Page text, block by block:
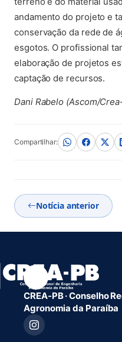
andamento do projeto e
conservação da rede de
esgotos. O profissional
elaboração de projetos
captação de recursos.
Dani Rabelo (Ascom/
Compartilhar:
Notícia anterior
CREA-PB · Conselho
Agronomia da Paraíba